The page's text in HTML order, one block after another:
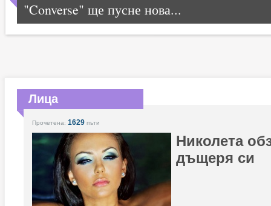
"Converse" ще пусне нова...
Лица
Прочетена: 1629 пъти
Николета
дъщеря си